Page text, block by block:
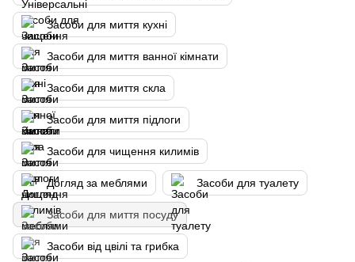
Засоби для миття кухні
Засоби для миття ванної кімнати
Засоби для миття скла
Засоби для миття підлоги
Засоби для чищення килимів
Догляд за меблями Засоби для туалету
Засоби для миття посуду
Засоби від цвілі та грибка